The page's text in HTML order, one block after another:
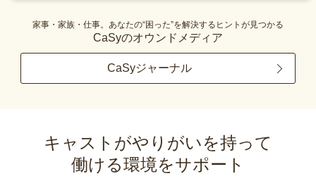
家事・家族・仕事。あなたの“困った”を解決するヒントが見つかる
CaSyのオウンドメディア
CaSyジャーナル
キャストがやりがいを持って
働ける環境をサポート